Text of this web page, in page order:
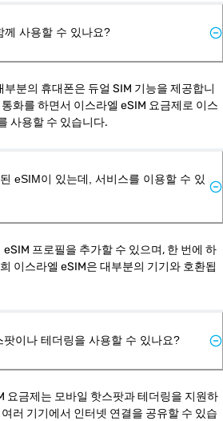
께 사용할 수 있나요?
부분의 휴대폰은 듀얼 SIM 기능을 제공합니
화를 하면서 이스라엘 eSIM 요금제로 이스
사용할 수 있습니다.
eSIM이 있는데, 서비스를 이용할 수 있
프로필을 추가할 수 있으며, 한 번에 하
이스라엘 eSIM은 대부분의 기기와 호환됩
이나 테더링을 사용할 수 있나요?
요금제는 모바일 핫스팟과 테더링을 지원하
러 기기에서 인터넷 연결을 공유할 수 있습